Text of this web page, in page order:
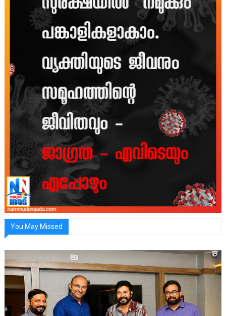
You May Missed